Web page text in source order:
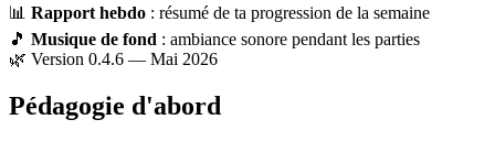
📊 Rapport hebdo : résumé de ta progression de la semaine
🎵 Musique de fond : ambiance sonore pendant les parties
🌿 Version 0.4.6 — Mai 2026
Pédagogie d'abord